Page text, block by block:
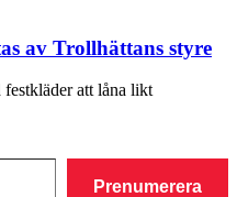
av Trollhättans styre
att låna likt
Prenumerera